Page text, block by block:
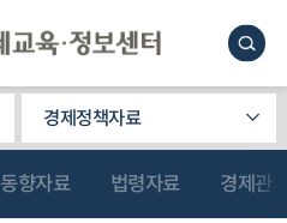
경제정책자료
동향자료 법령자료 경제관